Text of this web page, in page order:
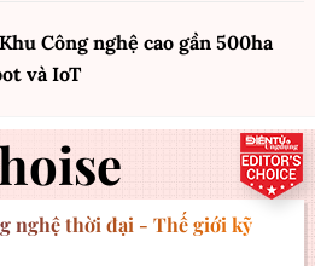
Công nghệ cao gần 500ha
và IoT
nghệ thời đại - Thế giới kỹ